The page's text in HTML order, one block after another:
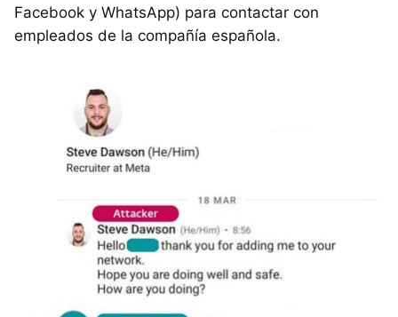
Facebook y WhatsApp) para contactar con
empleados de la compañía española.